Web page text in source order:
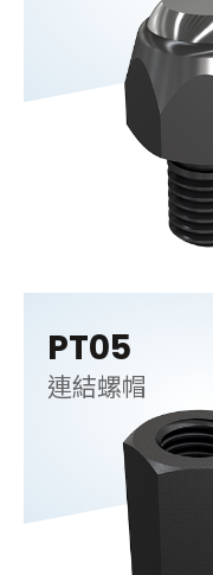
PT05
連結螺帽